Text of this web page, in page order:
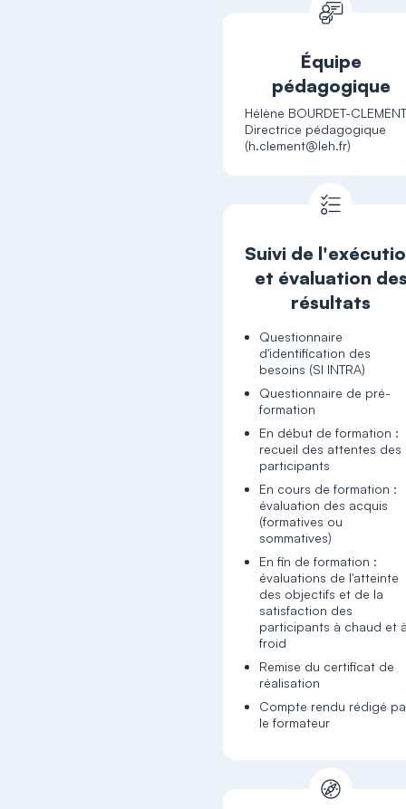
Équipe
pédagogique
Hélène BOURDET-
Directrice pédagogique
Suivi de
et évaluation
résultats
Questionnaire
d'identification des
besoins (SI INTRA)
Questionnaire de pré-
formation
En début de formation :
recueil des attentes des
participants
En cours de formation :
évaluation des acquis
(formatives ou
sommatives)
En fin de formation :
évaluations de l'atteinte
des objectifs et de la
satisfaction des
participants à chaud et
froid
Remise du certificat de
réalisation
Compte rendu rédigé
le formateur